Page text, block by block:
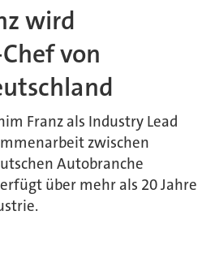
wird
von
Franz als Industry Lead
zwischen
Autobranche
über mehr als 20 Jahre